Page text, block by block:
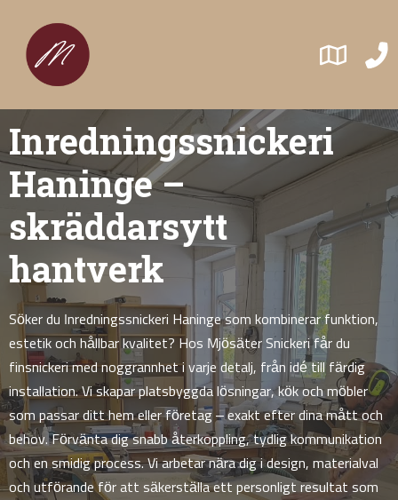
Inredningssnickeri
Haninge –
skräddarsytt
hantverk
Söker du Inredningssnickeri Haninge som kombinerar funktion,
estetik och hållbar kvalitet? Hos Mjösäter Snickeri får du
finsnickeri med noggrannhet i varje detalj, från idé till färdig
installation. Vi skapar platsbyggda lösningar, kök och möbler
som passar ditt hem eller företag – exakt efter dina mått och
behov. Förvänta dig snabb återkoppling, tydlig kommunikation
och en smidig process. Vi arbetar nära dig i design, materialval
och utförande för att säkerställa ett personligt resultat som